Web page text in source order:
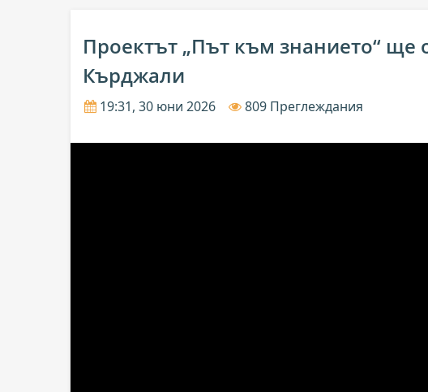
Проектът „Път към знанието“ ще
Кърджали
19:31, 30 юни 2026 809 Преглеждания